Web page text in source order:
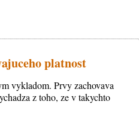
platnost
vykladom. Prvy zachovava
z toho, ze v takychto